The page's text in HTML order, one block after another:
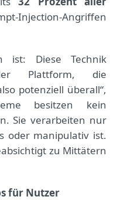
Injection-Angriffen
ist: Diese Technik
Plattform, die
potenziell überall“,
besitzen kein
Sie verarbeiten nur
oder manipulativ ist.
zu Mittätern
für Nutzer